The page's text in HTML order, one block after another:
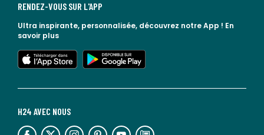
H24 AVEC NOUS
lien vers l'espace réseaux sociaux lien vers l'espace réseaux sociaux lien vers l'espace réseaux sociaux lien vers l'espace réseaux sociaux lien vers l'espace réseaux sociaux lien vers le blog la redoute
RENDEZ-VOUS SUR L'APP
Ultra inspirante, personnalisée, découvrez notre App ! En
savoir plus
lien vers l'app store
lien vers google play